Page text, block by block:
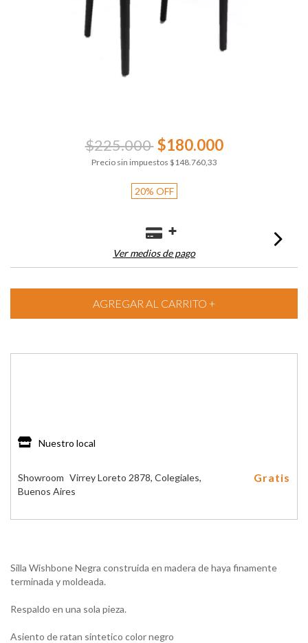
$225.000 $180.000
Precio sin impuestos $148.760,33
20% OFF
Ver medios de pago
Nuestro local
Showroom Virrey Loreto 2878, Colegiales,
Buenos Aires
Gratis
Silla Wishbone Negra construida en madera de haya finamente
terminada y moldeada.
Respaldo en una sola pieza.
Asiento de ratan sintetico color negro